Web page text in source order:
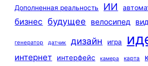
Дополненная реальность ИИ
бизнес будущее велосипед
генератор датчик дизайн игра
интернет интерфейс камера карта